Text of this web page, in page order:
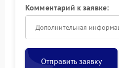
Комментарий к заявке:
Отправить заявку